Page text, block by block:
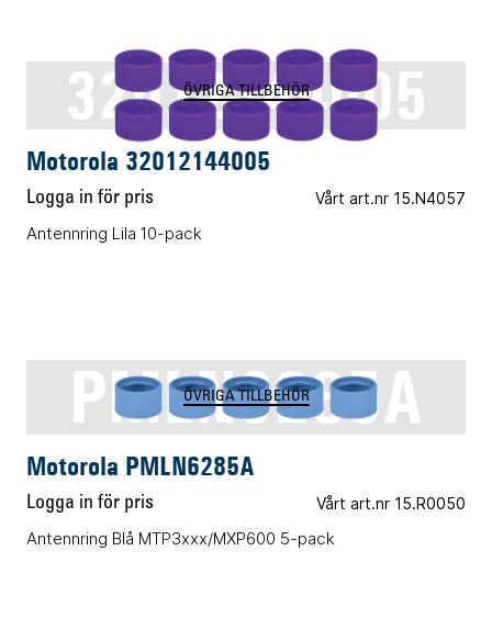
32012144005
ÖVRIGA TILLBEHÖR
Motorola 32012144005
Logga in för pris Vårt art.nr 15.N4057
Antennring Lila 10-pack
PMLN6285A
ÖVRIGA TILLBEHÖR
Motorola PMLN6285A
Logga in för pris Vårt art.nr 15.R0050
Antennring Blå MTP3xxx/MXP600 5-pack